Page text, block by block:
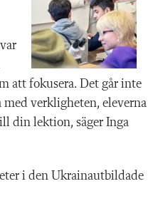
att fokusera. Det går inte
med verkligheten, eleverna
din lektion, säger Inga
i den Ukrainautbildade